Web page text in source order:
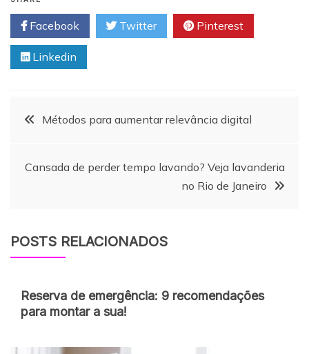
Facebook Twitter Pinterest
Linkedin
Navegação
de
Métodos para aumentar relevância digital
Cansada de perder tempo lavando? Veja lavanderia
no Rio de Janeiro
POSTS RELACIONADOS
Reserva de emergência: 9 recomendações
para montar a sua!